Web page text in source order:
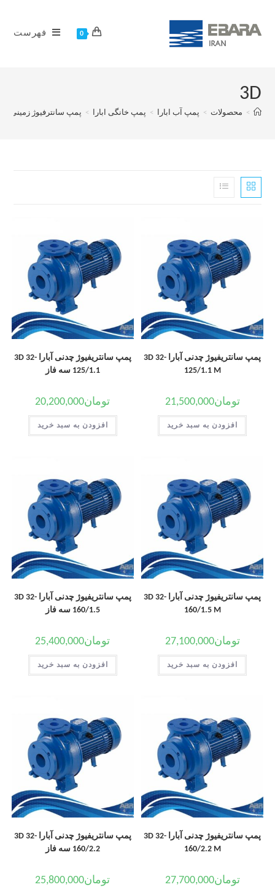
0 فهرست
3D
> محصولات > پمپ آب ابارا > پمپ خانگی ابارا > پمپ سانترفیوژ زمینی
پمپ سانتریفیوژ چدنی آبارا 3D 32-
125/1.1 M
تومان21,500,000
افزودن به سبد خرید
پمپ سانتریفیوژ چدنی آبارا 3D 32-
125/1.1 سه فاز
تومان20,200,000
افزودن به سبد خرید
پمپ سانتریفیوژ چدنی آبارا 3D 32-
160/1.5 M
تومان27,100,000
افزودن به سبد خرید
پمپ سانتریفیوژ چدنی آبارا 3D 32-
160/1.5 سه فاز
تومان25,400,000
افزودن به سبد خرید
پمپ سانتریفیوژ چدنی آبارا 3D 32-
160/2.2 M
تومان27,700,000
پمپ سانتریفیوژ چدنی آبارا 3D 32-
160/2.2 سه فاز
تومان25,800,000